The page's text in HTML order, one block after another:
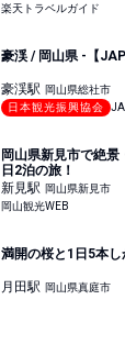
楽天トラベルガイド
豪渓 / 岡山県 -【
豪渓駅 岡山県総社市
日本観光振興協会
岡山県新見市で絶景
日2泊の旅！
新見駅 岡山県新見市
岡山観光WEB
満開の桜と1日5本
月田駅 岡山県真庭市